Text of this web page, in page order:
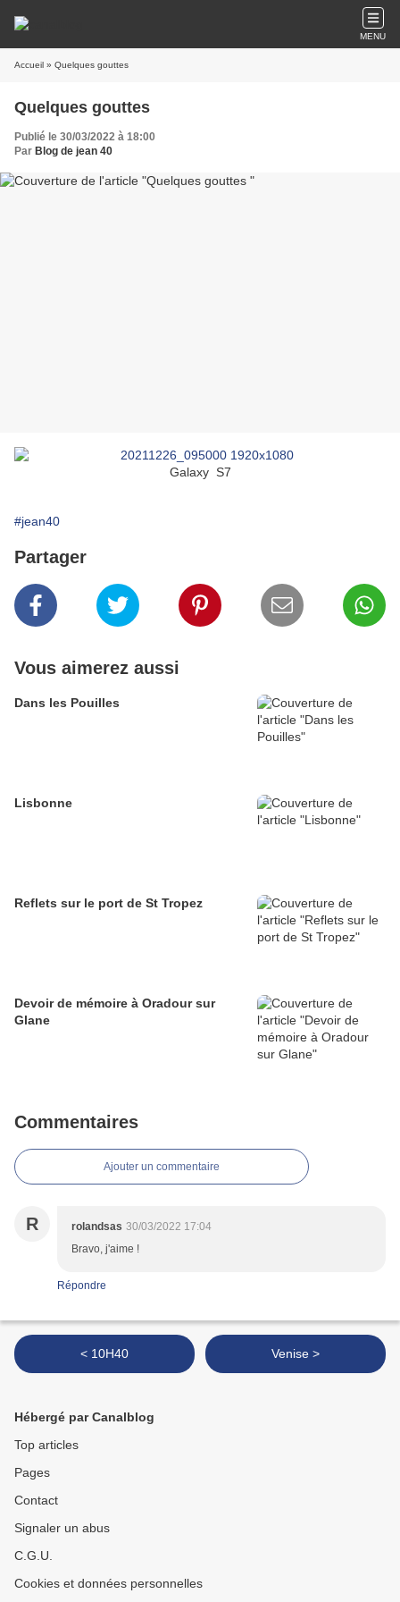
MENU
Accueil » Quelques gouttes
Quelques gouttes
Publié le 30/03/2022 à 18:00
Par Blog de jean 40
Galaxy S7
#jean40
Partager
Vous aimerez aussi
Dans les Pouilles
Lisbonne
Reflets sur le port de St Tropez
Devoir de mémoire à Oradour sur
Glane
Commentaires
Ajouter un commentaire
R rolandsas 30/03/2022 17:04
Bravo, j'aime !
Répondre
< 10H40 Venise >
Hébergé par Canalblog
Top articles
Pages
Contact
Signaler un abus
C.G.U.
Cookies et données personnelles